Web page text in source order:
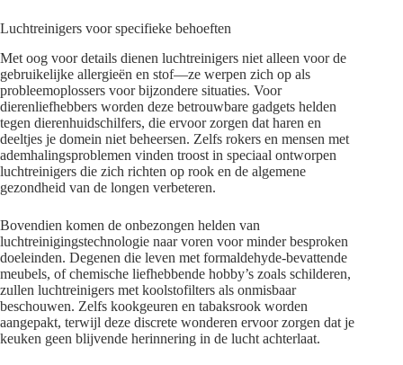
Luchtreinigers voor specifieke behoeften
Met oog voor details dienen luchtreinigers niet alleen voor de
gebruikelijke allergieën en stof—ze werpen zich op als
probleemoplossers voor bijzondere situaties. Voor
dierenliefhebbers worden deze betrouwbare gadgets helden
tegen dierenhuidschilfers, die ervoor zorgen dat haren en
deeltjes je domein niet beheersen. Zelfs rokers en mensen met
ademhalingsproblemen vinden troost in speciaal ontworpen
luchtreinigers die zich richten op rook en de algemene
gezondheid van de longen verbeteren.
Bovendien komen de onbezongen helden van
luchtreinigingstechnologie naar voren voor minder besproken
doeleinden. Degenen die leven met formaldehyde-bevattende
meubels, of chemische liefhebbende hobby’s zoals schilderen,
zullen luchtreinigers met koolstofilters als onmisbaar
beschouwen. Zelfs kookgeuren en tabaksrook worden
aangepakt, terwijl deze discrete wonderen ervoor zorgen dat je
keuken geen blijvende herinnering in de lucht achterlaat.